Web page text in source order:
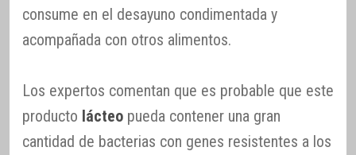
consume en el desayuno condimentada y
acompañada con otros alimentos.
Los expertos comentan que es probable que este
producto lácteo pueda contener una gran
cantidad de bacterias con genes resistentes a los